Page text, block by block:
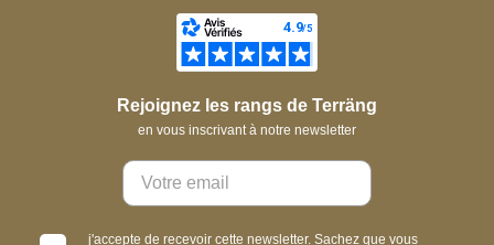
Rejoignez les rangs de Terräng
en vous inscrivant à notre newsletter
j'accepte de recevoir cette newsletter. Sachez que vous